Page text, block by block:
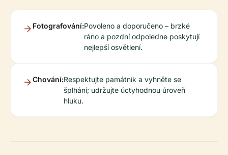
Fotografování:Povoleno a doporučeno – brzké
ráno a pozdní odpoledne poskytují
nejlepší osvětlení.
Chování:Respektujte památník a vyhněte se
šplhání; udržujte úctyhodnou úroveň
hluku.